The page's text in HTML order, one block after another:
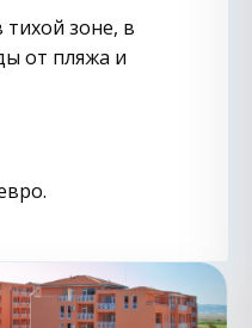
зоне, в
от пляжа и